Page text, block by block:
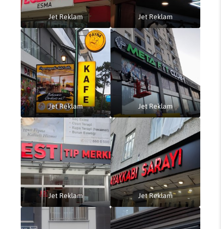
Jet Reklam Jet Reklam
Jet Reklam Jet Reklam
Jet Reklam Jet Reklam